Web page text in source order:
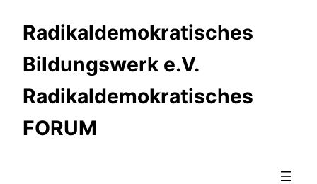
Radikaldemokratisches
Bildungswerk e.V.
Radikaldemokratisches
FORUM